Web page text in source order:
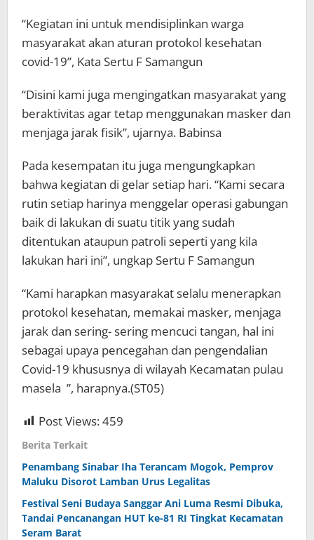
“Kegiatan ini untuk mendisiplinkan warga
masyarakat akan aturan protokol kesehatan
covid-19”, Kata Sertu F Samangun
“Disini kami juga mengingatkan masyarakat yang
beraktivitas agar tetap menggunakan masker dan
menjaga jarak fisik”, ujarnya. Babinsa
Pada kesempatan itu juga mengungkapkan
bahwa kegiatan di gelar setiap hari. “Kami secara
rutin setiap harinya menggelar operasi gabungan
baik di lakukan di suatu titik yang sudah
ditentukan ataupun patroli seperti yang kila
lakukan hari ini”, ungkap Sertu F Samangun
“Kami harapkan masyarakat selalu menerapkan
protokol kesehatan, memakai masker, menjaga
jarak dan sering- sering mencuci tangan, hal ini
sebagai upaya pencegahan dan pengendalian
Covid-19 khususnya di wilayah Kecamatan pulau
masela ”, harapnya.(ST05)
Post Views:459
Berita Terkait
Penambang Sinabar Iha Terancam Mogok, Pemprov
Maluku Disorot Lamban Urus Legalitas
Festival Seni Budaya Sanggar Ani Luma Resmi Dibuka,
Tandai Pencanangan HUT ke-81 RI Tingkat Kecamatan
Seram Barat